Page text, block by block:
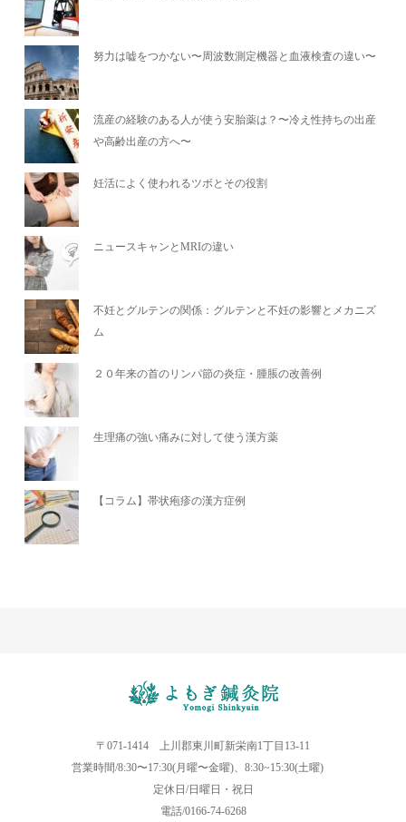
努力は嘘をつかない〜周波数測定機器と血液検査の違い〜
流産の経験のある人が使う安胎薬は？〜冷え性持ちの出産
や高齢出産の方へ〜
妊活によく使われるツボとその役割
ニュースキャンとMRIの違い
不妊とグルテンの関係：グルテンと不妊の影響とメカニズ
ム
２０年来の首のリンパ節の炎症・腫脹の改善例
生理痛の強い痛みに対して使う漢方薬
【コラム】帯状疱疹の漢方症例
〒071-1414 上川郡東川町新栄南1丁目13-11
営業時間/8:30〜17:30(月曜〜金曜)、8:30~15:30(土曜)
定休日/日曜日・祝日
電話/0166-74-6268